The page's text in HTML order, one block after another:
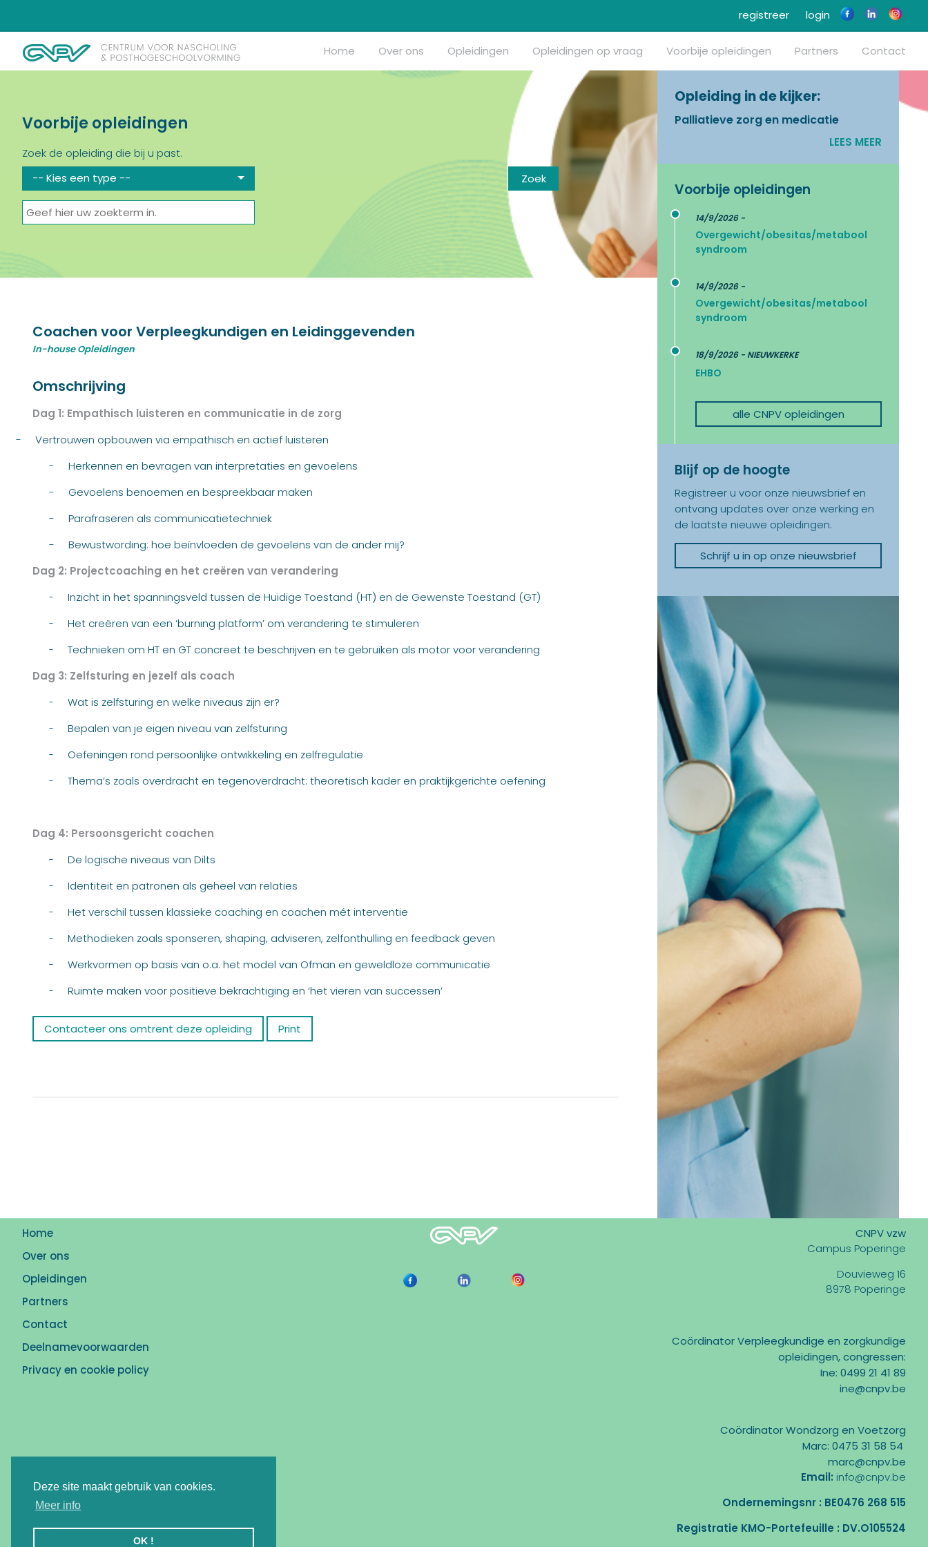
Deze site maakt gebruik van cookies.
Meer info
OK !
login
registreer
Home Over ons Opleidingen Opleidingen op vraag Voorbije opleidingen Partners Contact
Voorbije opleidingen
Zoek de opleiding die bij u past.
-- Kies een type --
Opleiding in de kijker:
Palliatieve zorg en medicatie
LEES MEER
Voorbije opleidingen
14/9/2026 -
Overgewicht/obesitas/metabool
syndroom
14/9/2026 -
Overgewicht/obesitas/metabool
syndroom
18/9/2026 - NIEUWKERKE
EHBO
alle CNPV opleidingen
Blijf op de hoogte
Registreer u voor onze nieuwsbrief en
ontvang updates over onze werking en
de laatste nieuwe opleidingen.
Schrijf u in op onze nieuwsbrief
Coachen voor Verpleegkundigen en Leidinggevenden
In-house Opleidingen
Omschrijving
Dag 1: Empathisch luisteren en communicatie in de zorg
-
Vertrouwen opbouwen via empathisch en actief luisteren
-
Herkennen en bevragen van interpretaties en gevoelens
-
Gevoelens benoemen en bespreekbaar maken
-
Parafraseren als communicatietechniek
-
Bewustwording: hoe beïnvloeden de gevoelens van de ander mij?
Dag 2: Projectcoaching en het creëren van verandering
- Inzicht in het spanningsveld tussen de Huidige Toestand (HT) en de Gewenste Toestand (GT)
- Het creëren van een ‘burning platform’ om verandering te stimuleren
-
Technieken om HT en GT concreet te beschrijven en te gebruiken als motor voor verandering
Dag 3: Zelfsturing en jezelf als coach
- Wat is zelfsturing en welke niveaus zijn er?
- Bepalen van je eigen niveau van zelfsturing
- Oefeningen rond persoonlijke ontwikkeling en zelfregulatie
- Thema’s zoals overdracht en tegenoverdracht: theoretisch kader en praktijkgerichte oefening
Dag 4: Persoonsgericht coachen
- De logische niveaus van Dilts
- Identiteit en patronen als geheel van relaties
- Het verschil tussen klassieke coaching en coachen mét interventie
- Methodieken zoals sponseren, shaping, adviseren, zelfonthulling en feedback geven
- Werkvormen op basis van o.a. het model van Ofman en geweldloze communicatie
- Ruimte maken voor positieve bekrachtiging en ‘het vieren van successen’
Contacteer ons omtrent deze opleiding Print
Home
Over ons
Opleidingen
Partners
Contact
Deelnamevoorwaarden
Privacy en cookie policy
CNPV vzw
Campus Poperinge
Douvieweg 16
8978 Poperinge
Coördinator Verpleegkundige en zorgkundige
opleidingen, congressen:
Ine: 0499 21 41 89
ine@cnpv.be
Coördinator Wondzorg en Voetzorg
Marc: 0475 31 58 54
marc@cnpv.be
Email: info@cnpv.be
Ondernemingsnr : BE0476 268 515
Registratie KMO-Portefeuille : DV.O105524